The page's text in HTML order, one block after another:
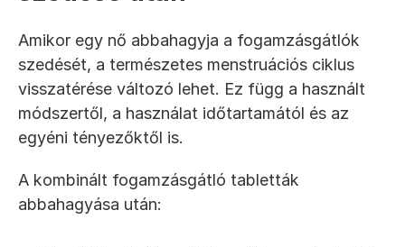
Amikor egy nő abbahagyja a fogamzásgátlók
szedését, a természetes menstruációs ciklus
visszatérése változó lehet. Ez függ a használt
módszertől, a használat időtartamától és az
egyéni tényezőktől is.
A kombinált fogamzásgátló tabletták
abbahagyása után: